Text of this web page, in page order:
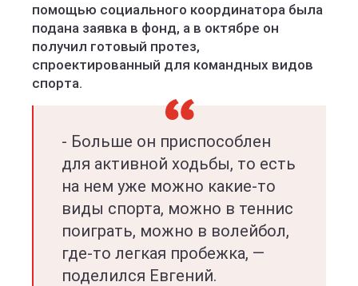
помощью социального координатора была
подана заявка в фонд, а в октябре он
получил готовый протез,
спроектированный для командных видов
спорта.
- Больше он приспособлен
для активной ходьбы, то есть
на нем уже можно какие-то
виды спорта, можно в теннис
поиграть, можно в волейбол,
где-то легкая пробежка, —
поделился Евгений.